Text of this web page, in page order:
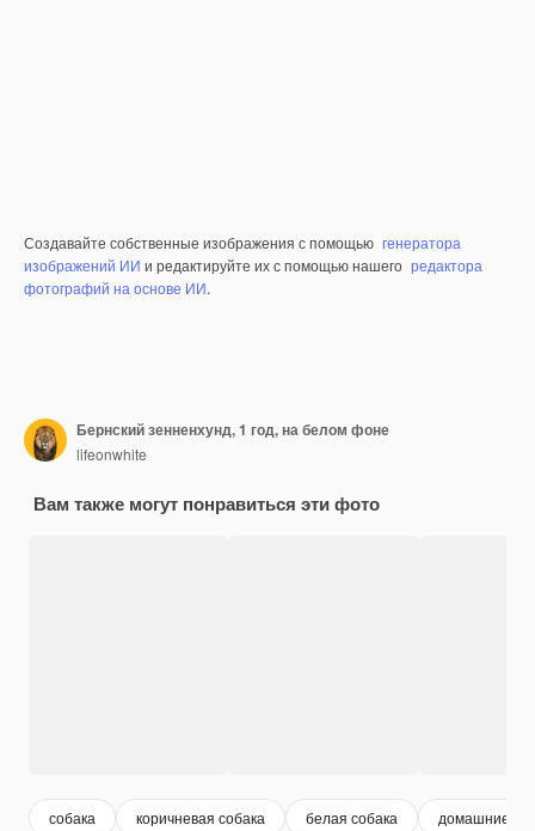
Создавайте собственные изображения с помощью генератора
изображений ИИ и редактируйте их с помощью нашего редактора
фотографий на основе ИИ.
Бернский зенненхунд, 1 год, на белом фоне
lifeonwhite
Вам также могут понравиться эти фото
собака коричневая собака белая собака домашние